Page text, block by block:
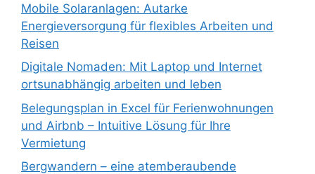
Mobile Solaranlagen: Autarke
Energieversorgung für flexibles Arbeiten und
Reisen
Digitale Nomaden: Mit Laptop und Internet
ortsunabhängig arbeiten und leben
Belegungsplan in Excel für Ferienwohnungen
und Airbnb – Intuitive Lösung für Ihre
Vermietung
Bergwandern – eine atemberaubende